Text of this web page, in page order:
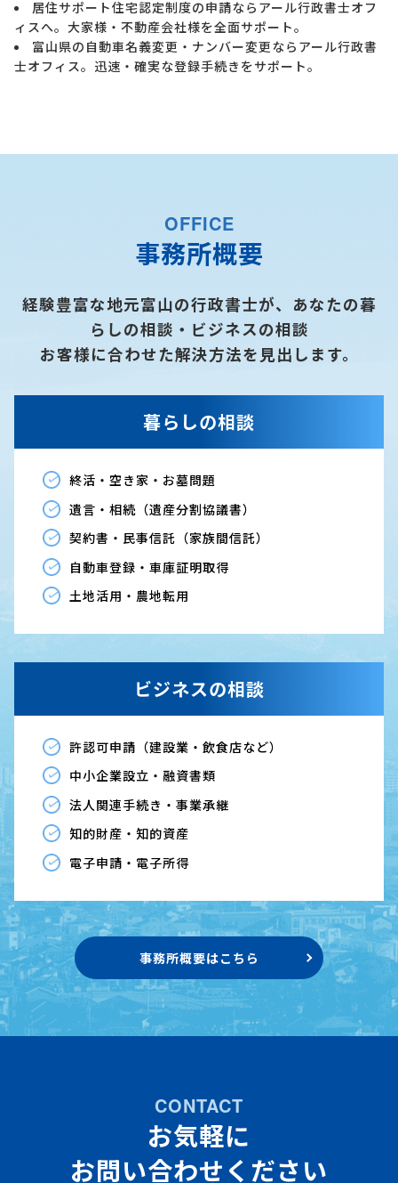
居住サポート住宅認定制度の申請ならアール行政書士オフ
ィスへ。大家様・不動産会社様を全面サポート。
富山県の自動車名義変更・ナンバー変更ならアール行政書
士オフィス。迅速・確実な登録手続きをサポート。
OFFICE
事務所概要
経験豊富な地元富山の行政書士が、あなたの暮
らしの相談・ビジネスの相談
お客様に合わせた解決方法を見出します。
暮らしの相談
終活・空き家・お墓問題
遺言・相続（遺産分割協議書）
契約書・民事信託（家族間信託）
自動車登録・車庫証明取得
土地活用・農地転用
ビジネスの相談
許認可申請（建設業・飲食店など）
中小企業設立・融資書類
法人関連手続き・事業承継
知的財産・知的資産
電子申請・電子所得
事務所概要はこちら
CONTACT
お気軽に
お問い合わせください